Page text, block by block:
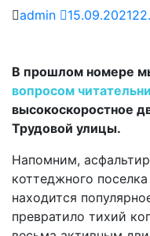
admin 15.09.2021
В прошлом номере
вопросом
высокоскоростное
Трудовой улицы.
Напомним,
коттеджного
находится
превратило тихий